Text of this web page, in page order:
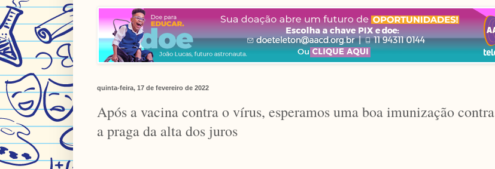
quinta-feira, 17 de fevereiro de 2022
Após a vacina contra o vírus, esperamos uma boa imunização contra
a praga da alta dos juros